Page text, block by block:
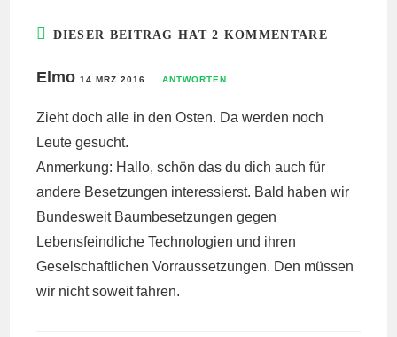
DIESER BEITRAG HAT 2 KOMMENTARE
Elmo14 MRZ 2016 ANTWORTEN
Zieht doch alle in den Osten. Da werden noch
Leute gesucht.
Anmerkung: Hallo, schön das du dich auch für
andere Besetzungen interessierst. Bald haben wir
Bundesweit Baumbesetzungen gegen
Lebensfeindliche Technologien und ihren
Geselschaftlichen Vorraussetzungen. Den müssen
wir nicht soweit fahren.